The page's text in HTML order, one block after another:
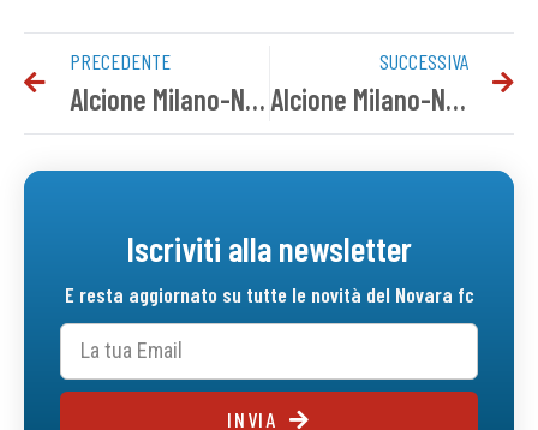
PRECEDENTE
Alcione Milano-Novara: info biglietti settore ospiti
SUCCESSIVA
Alcione Milano-Novara, conferenza pre gara
Iscriviti alla newsletter
E resta aggiornato su tutte le novità del Novara fc
INVIA